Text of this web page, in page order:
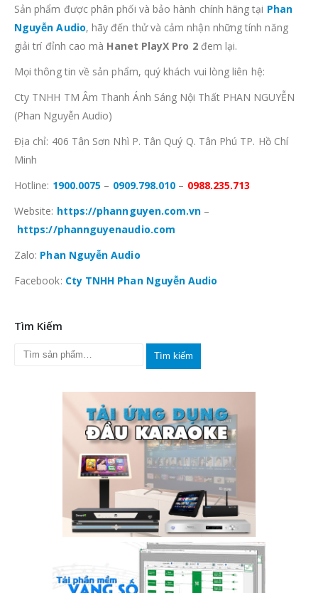
Sản phẩm được phân phối và bảo hành chính hãng tại Phan
Nguyễn Audio, hãy đến thử và cảm nhận những tính năng
giải trí đỉnh cao mà Hanet PlayX Pro 2đem lại.
Mọi thông tin về sản phẩm, quý khách vui lòng liên hệ:
Cty TNHH TM Âm Thanh Ánh Sáng Nội Thất PHAN NGUYỄN
(Phan Nguyễn Audio)
Địa chỉ: 406 Tân Sơn Nhì P. Tân Quý Q. Tân Phú TP. Hồ Chí
Minh
Hotline: 1900.0075 – 0909.798.010 – 0988.235.713
Website: https://phannguyen.com.vn –
https://phannguyenaudio.com
Zalo: Phan Nguyễn Audio
Facebook: Cty TNHH Phan Nguyễn Audio
Tìm Kiếm
Tìm kiếm